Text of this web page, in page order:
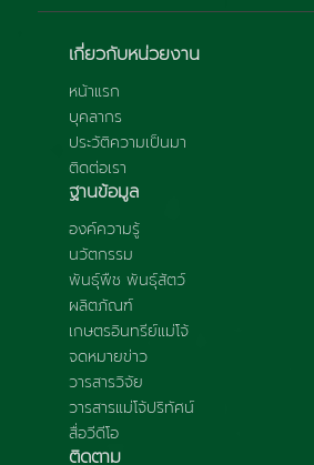
เกี่ยวกับหน่วยงาน
หน้าแรก
บุคลากร
ประวัติความเป็นมา
ติดต่อเรา
ฐานข้อมูล
องค์ความรู้
นวัตกรรม
พันธุ์พืช พันธุ์สัตว์
ผลิตภัณฑ์
เกษตรอินทรีย์แม่โจ้
จดหมายข่าว
วารสารวิจัย
วารสารแม่โจ้ปริทัศน์
สื่อวีดีโอ
ติดตาม